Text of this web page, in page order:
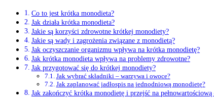
Co to jest krótka monodieta?
Jak działa krótka monodieta?
Jakie są korzyści zdrowotne krótkej monodiety?
Jakie są wady i zagrożenia związane z monodietą?
Jak oczyszczanie organizmu wpływa na krótka monodietę?
Jak krótka monodieta wpływa na problemy zdrowotne?
Jak przygotować się do krótkej monodiety?
Jak wybrać składniki – warzywa i owoce?
Jak zaplanować jadłospis na jednodniową monodietę?
Jak zakończyć krótka monodietę i przejść na pełnowartościową